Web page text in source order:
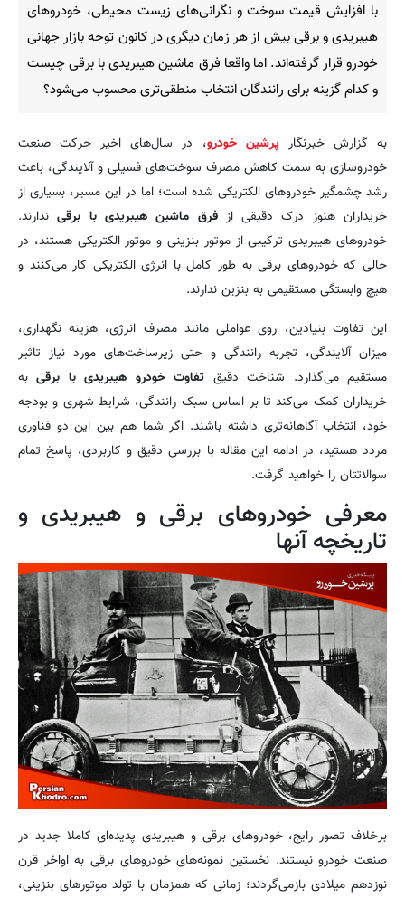
با افزایش قیمت سوخت و نگرانی‌های زیست محیطی، خودروهای
هیبریدی و برقی بیش از هر زمان دیگری در کانون توجه بازار جهانی
خودرو قرار گرفته‌اند. اما واقعا فرق ماشین هیبریدی با برقی چیست
و کدام گزینه برای رانندگان انتخاب منطقی‌تری محسوب می‌شود؟
به گزارش خبرنگارپرشین خودرو، در سال‌های اخیر حرکت صنعت
خودروسازی به سمت کاهش مصرف سوخت‌های فسیلی و آلایندگی، باعث
رشد چشمگیر خودروهای الکتریکی شده است؛ اما در این مسیر، بسیاری از
خریداران هنوز درک دقیقی ازفرق ماشین هیبریدی با برقیندارند.
خودروهای هیبریدی ترکیبی از موتور بنزینی و موتور الکتریکی هستند، در
حالی که خودروهای برقی به طور کامل با انرژی الکتریکی کار می‌کنند و
هیچ وابستگی مستقیمی به بنزین ندارند.
این تفاوت بنیادین، روی عواملی مانند مصرف انرژی، هزینه نگهداری،
میزان آلایندگی، تجربه رانندگی و حتی زیرساخت‌های مورد نیاز تاثیر
مستقیم می‌گذارد. شناخت دقیق تفاوت خودرو هیبریدی با برقیبه
خریداران کمک می‌کند تا بر اساس سبک رانندگی، شرایط شهری و بودجه
خود، انتخاب آگاهانه‌تری داشته باشند. اگر شما هم بین این دو فناوری
مردد هستید، در ادامه این مقاله با بررسی دقیق و کاربردی، پاسخ تمام
سوالاتتان را خواهید گرفت.
معرفی خودروهای برقی و هیبریدی و
تاریخچه آنها
برخلاف تصور رایج، خودروهای برقی و هیبریدی پدیده‌ای کاملا جدید در
صنعت خودرو نیستند. نخستین نمونه‌های خودروهای برقی به اواخر قرن
نوزدهم میلادی بازمی‌گردند؛ زمانی که همزمان با تولد موتورهای بنزینی،